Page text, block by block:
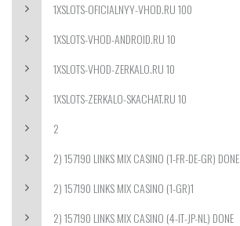
1XSLOTS-OFICIALNYY-VHOD.RU 100
1XSLOTS-VHOD-ANDROID.RU 10
1XSLOTS-VHOD-ZERKALO.RU 10
1XSLOTS-ZERKALO-SKACHAT.RU 10
2
2) 157190 LINKS MIX CASINO (1-FR-DE-GR) DONE
2) 157190 LINKS MIX CASINO (1-GR)1
2) 157190 LINKS MIX CASINO (4-IT-JP-NL) DONE